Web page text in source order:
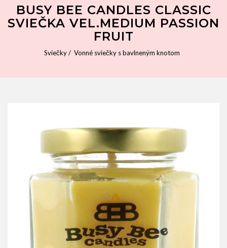
BUSY BEE CANDLES CLASSIC
SVIEČKA VEL.MEDIUM PASSION
FRUIT
Sviečky Vonné sviečky s bavlneným knotom